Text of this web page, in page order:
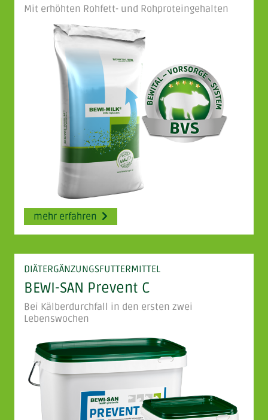
Mit erhöhten Rohfett- und Rohproteingehalten
mehr erfahren
DIÄTERGÄNZUNGSFUTTERMITTEL
BEWI-SAN Prevent C
Bei Kälberdurchfall in den ersten zwei
Lebenswochen